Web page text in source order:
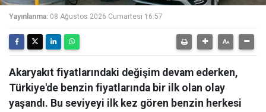
Yayınlanma: 08 Ağustos 2026 Cumartesi 16:57
Akaryakıt fiyatlarındaki değişim devam ederken,
Türkiye'de benzin fiyatlarında bir ilk olan olay
yaşandı. Bu seviyeyi ilk kez gören benzin herkesi